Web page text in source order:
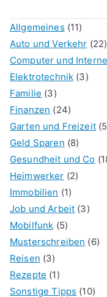
Allgemeines (11)
Auto und Verkehr (22)
Computer und
Elektrotechnik (3)
Familie (3)
Finanzen (24)
Garten und Freizeit
Geld Sparen (8)
Gesundheit und Co
Heimwerker (2)
Immobilien (1)
Job und Arbeit (3)
Mobilfunk (5)
Musterschreiben (6)
Reisen (3)
Rezepte (1)
Sonstige Tipps (10)